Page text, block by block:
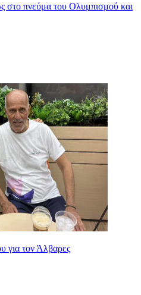
στο πνεύμα του Ολυμπισμού και
για τον Άλβαρες